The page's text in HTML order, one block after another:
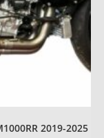
2019-2025